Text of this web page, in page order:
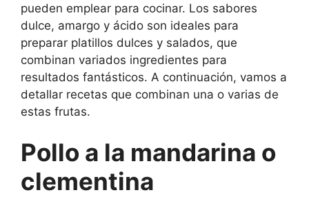
pueden emplear para cocinar. Los sabores
dulce, amargo y ácido son ideales para
preparar platillos dulces y salados, que
combinan variados ingredientes para
resultados fantásticos. A continuación, vamos a
detallar recetas que combinan una o varias de
estas frutas.
Pollo a la mandarina o
clementina